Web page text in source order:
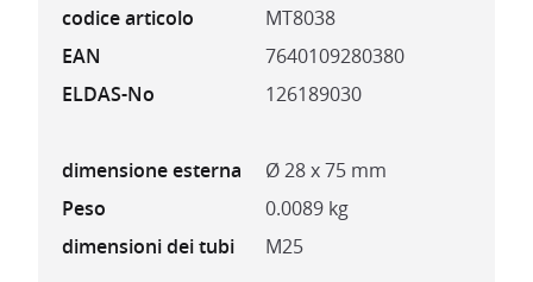
codice articolo
MT8038
EAN
7640109280380
ELDAS-No
126189030
dimensione esterna
Ø 28 x 75 mm
Peso
0.0089 kg
dimensioni dei tubi
M25